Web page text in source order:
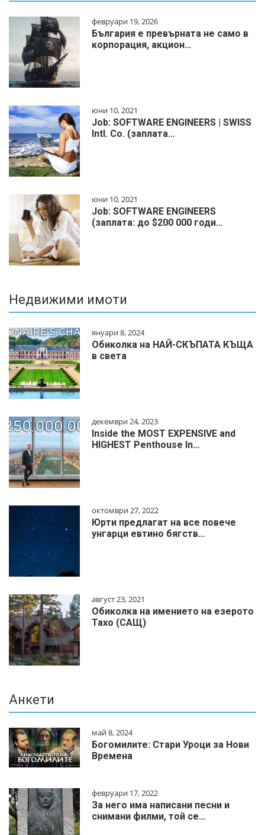
февруари 19, 2026
България е превърната не само в
корпорация, акцион…
юни 10, 2021
Job: SOFTWARE ENGINEERS | SWISS
Intl. Co. (заплата…
юни 10, 2021
Job: SOFTWARE ENGINEERS
(заплата: до $200 000 годи…
Недвижими имоти
януари 8, 2024
Обиколка на НАЙ-СКЪПАТА КЪЩА
в света
декември 24, 2023
Inside the MOST EXPENSIVE and
HIGHEST Penthouse In…
октомври 27, 2022
Юрти предлагат на все повече
унгарци евтино бягств…
август 23, 2021
Обиколка на имението на езерото
Тахо (САЩ)
Анкети
май 8, 2024
Богомилите: Стари Уроци за Нови
Времена
февруари 17, 2022
За него има написани песни и
снимани филми, той се…